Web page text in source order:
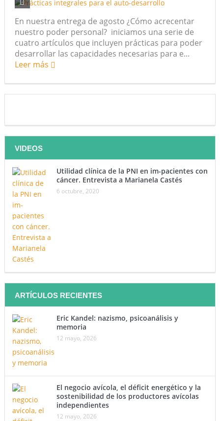
futuro “ilimitado” de la Inteligencia Artificial
¿Qué sabemos de los alimentos ultraprocesados?
¿Los 20 años de regalo? Parte II
(ACFIMAN)
¿Los veinte años de regalo?
Nuevas noticias sobre las dietas vegetarianas y el riesgo
de cáncer
En nuestra entrega de agosto ¿Cómo acrecentar
nuestro poder personal? iniciamos una serie de
cuatro artículos que incluyen prácticas para poder
desarrollar las capacidades necesarias para e...
Leer más
VIDEOS
Utilidad clínica de la PNI en im-pacientes con
cáncer. Entrevista a Marianela Castés
6 octubre, 2020
ARTÍCULOS RECIENTES
Eric Kandel: nazismo, psicoanálisis y
memoria
12 mayo, 2026
El negocio avícola, el déficit energético y la
sostenibilidad de los productores avícolas
independientes
12 mayo, 2026